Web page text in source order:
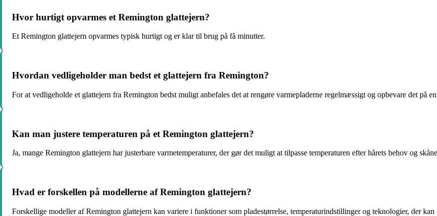
Hvor hurtigt opvarmes et Remington glattejern?
Et Remington glattejern opvarmes typisk hurtigt og er klar til brug på få minutter.
Hvordan vedligeholder man bedst et glattejern fra Remington?
For at vedligeholde et glattejern fra Remington bedst muligt anbefales det at rengøre varmepladerne regelmæssigt og opbevare det på
Kan man justere temperaturen på et Remington glattejern?
Ja, mange Remington glattejern har justerbare varmetemperaturer, der gør det muligt at tilpasse temperaturen efter hårets behov og
Hvad er forskellen på modellerne af Remington glattejern?
Forskellige modeller af Remington glattejern kan variere i funktioner som pladestørrelse, temperaturindstillinger og teknologier, der